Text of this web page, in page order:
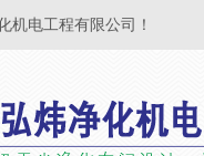
机电工程有限公司！